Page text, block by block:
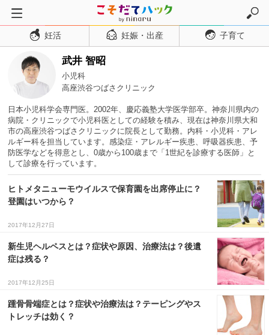
トップページ
妊活
妊娠・出産
妊娠初期
妊娠中期
妊娠後期
出産
子育て・育児
０歳児
１歳児
２歳児
３〜６歳児
７〜１２歳児
妊活 妊娠・出産 子育て
武井 智昭
小児科
高座渋谷つばさクリニック
日本小児科学会専門医。2002年、慶応義塾大学医学部卒。神奈川県内の
病院・クリニックで小児科医としての経験を積み、現在は神奈川県大和
市の高座渋谷つばさクリニックに院長として勤務。内科・小児科・アレ
ルギー科を担当しています。感染症・アレルギー疾患、呼吸器疾患、予
防医学などを得意とし、0歳から100歳まで「1世紀を診療する医師」と
して診療を行っています。
ヒトメタニューモウイルスで保育園を出席停止に？
登園はいつから？
2017年12月27日
新生児ヘルペスとは？症状や原因、治療法は？後遺
症は残る？
2017年12月25日
踵骨骨端症とは？症状や治療法は？テーピングやス
トレッチは効く？